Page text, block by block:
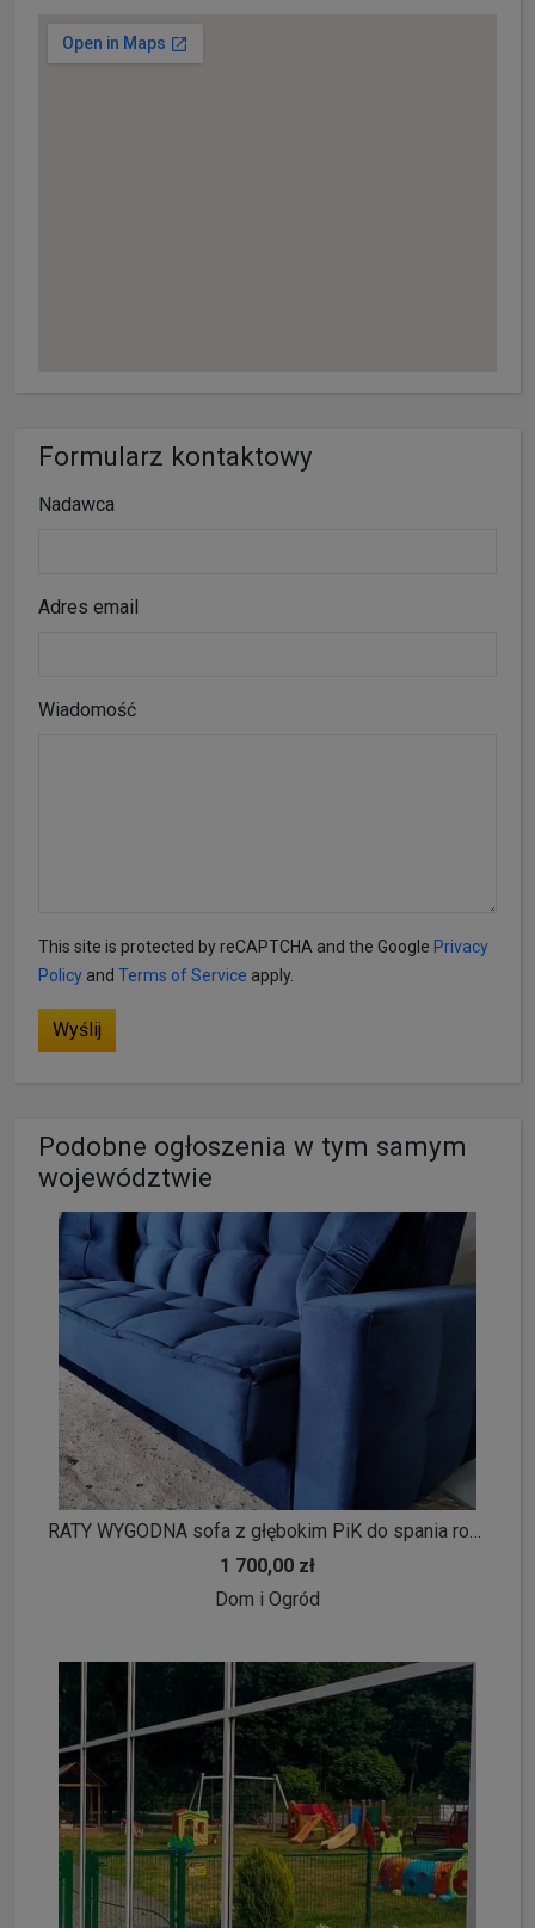
Formularz kontaktowy
Nadawca
Adres email
Wiadomość
This site is protected by reCAPTCHA and the Google Privacy
Policy and Terms of Service apply.
Wyślij
Podobne ogłoszenia w tym samym
województwie
1 700,00 zł
Dom i Ogród